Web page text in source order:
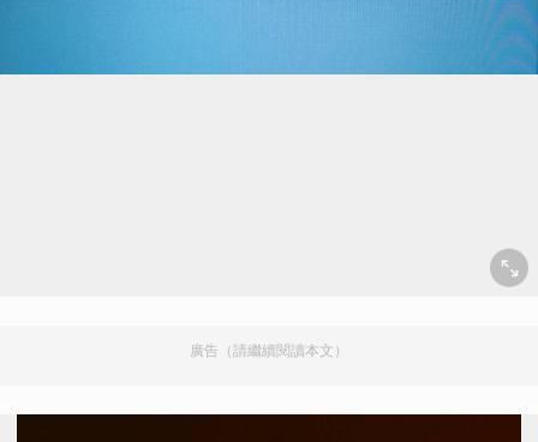
廣告（請繼續閱讀本文）